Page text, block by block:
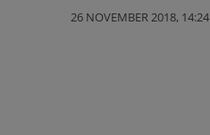
26 NOVEMBER 2018, 14:24